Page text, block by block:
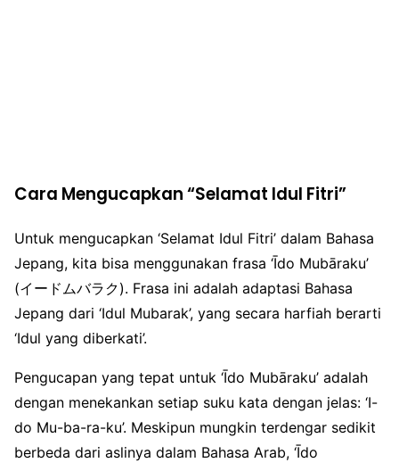
Cara Mengucapkan “Selamat Idul Fitri”
Untuk mengucapkan ‘Selamat Idul Fitri’ dalam Bahasa
Jepang, kita bisa menggunakan frasa ‘Īdo Mubāraku’
(イードムバラク). Frasa ini adalah adaptasi Bahasa
Jepang dari ‘Idul Mubarak’, yang secara harfiah berarti
‘Idul yang diberkati’.
Pengucapan yang tepat untuk ‘Īdo Mubāraku’ adalah
dengan menekankan setiap suku kata dengan jelas: ‘I-
do Mu-ba-ra-ku’. Meskipun mungkin terdengar sedikit
berbeda dari aslinya dalam Bahasa Arab, ‘Īdo